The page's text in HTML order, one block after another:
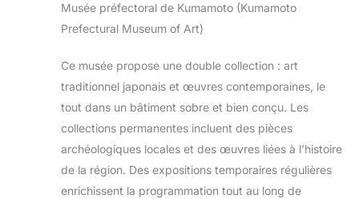
Musée préfectoral de Kumamoto (Kumamoto
Prefectural Museum of Art)
Ce musée propose une double collection : art
traditionnel japonais et œuvres contemporaines, le
tout dans un bâtiment sobre et bien conçu. Les
collections permanentes incluent des pièces
archéologiques locales et des œuvres liées à l’histoire
de la région. Des expositions temporaires régulières
enrichissent la programmation tout au long de